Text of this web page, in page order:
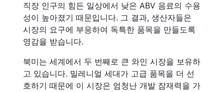
직장 인구의 힘든 일상에서 낮은 ABV 음료의 수용
성이 높아졌기 때문입니다. 그 결과, 생산자들은
시장의 요구에 부응하여 독특한 품목을 만들도록
영감을 받습니다.
북미는 세계에서 두 번째로 큰 와인 시장을 보유하
고 있습니다. 밀레니얼 세대가 고급 품목을 더 선
호하기 때문에 이 시장은 엄청난 개발 잠재력을 가